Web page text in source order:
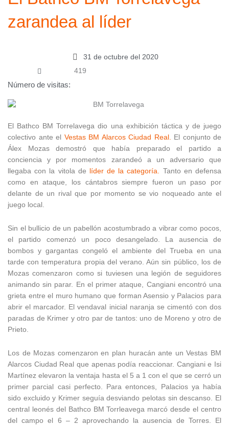
zarandea al líder
31 de octubre del 2020
Número de visitas:
419
El Bathco BM Torrelavega dio una exhibición táctica y de juego
colectivo ante el Vestas BM Alarcos Ciudad Real. El conjunto de
Álex Mozas demostró que había preparado el partido a
conciencia y por momentos zarandeó a un adversario que
llegaba con la vitola de
líder de la categoría. Tanto en defensa
como en ataque, los cántabros siempre fueron un paso por
delante de un rival que por momento se vio noqueado ante el
juego local.
Sin el bullicio de un pabellón acostumbrado a vibrar como pocos,
el partido comenzó un poco desangelado. La ausencia de
bombos y gargantas congeló el ambiente del Trueba en una
tarde con temperatura propia del verano. Aún sin público, los de
Mozas comenzaron como si tuviesen una legión de seguidores
animando sin parar. En el primer ataque, Cangiani encontró una
grieta entre el muro humano que forman Asensio y Palacios para
abrir el marcador. El vendaval inicial naranja se cimentó con dos
paradas de Krimer y otro par de tantos: uno de Moreno y otro de
Prieto.
Los de Mozas comenzaron en plan huracán ante un Vestas BM
Alarcos Ciudad Real que apenas podía reaccionar. Cangiani e Isi
Martínez elevaron la ventaja hasta el 5 a 1 con el que se cerró un
primer parcial casi perfecto. Para entonces, Palacios ya había
sido excluido y Krimer seguía desviando pelotas sin descanso. El
central leonés del Bathco BM Torrleavega marcó desde el centro
del campo el 6 – 2 aprovechando la ausencia de Torres. El